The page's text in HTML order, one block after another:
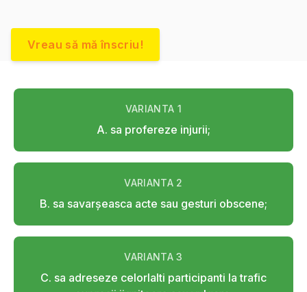
Vreau să mă înscriu!
VARIANTA 1
A. sa profereze injurii;
VARIANTA 2
B. sa savarşeasca acte sau gesturi obscene;
VARIANTA3
C. sa adreseze celorlalti participanti la trafic